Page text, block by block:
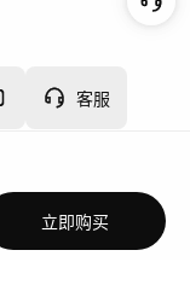
立即购买
客服
备12020238号-4
信息举报中心